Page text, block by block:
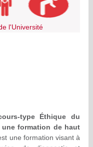
l'Université
type Éthique du
formation de haut
une formation visant à